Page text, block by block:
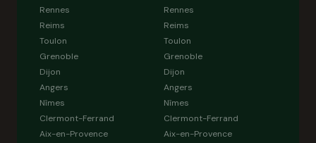
Rennes
Reims
Toulon
Grenoble
Dijon
Angers
Nîmes
Clermont-Ferrand
Aix-en-Provence
Rennes
Reims
Toulon
Grenoble
Dijon
Angers
Nîmes
Clermont-Ferrand
Aix-en-Provence